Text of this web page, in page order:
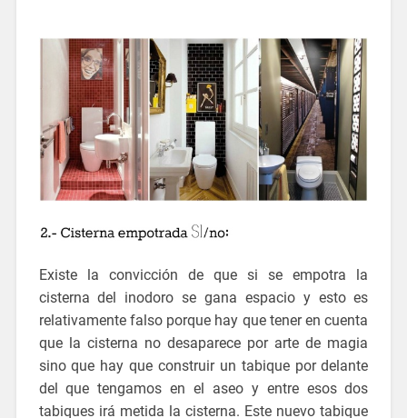
Existe la convicción de que si se empotra la
cisterna del inodoro se gana espacio y esto es
relativamente falso porque hay que tener en cuenta
que la cisterna no desaparece por arte de magia
sino que hay que construir un tabique por delante
del que tengamos en el aseo y entre esos dos
tabiques irá metida la cisterna. Este nuevo tabique